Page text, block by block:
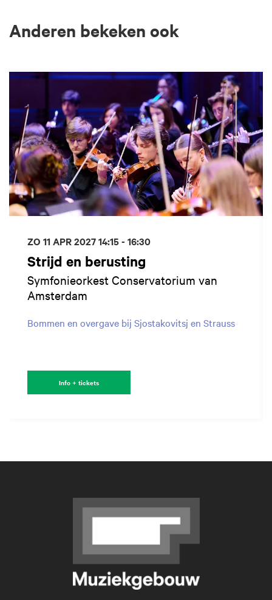
Anderen bekeken ook
Strijd en berusting
Symfonieorkest Conservatorium van
Amsterdam
Bommen en overgave bij Sjostakovitsj en Strauss
ZO 11 APR 202714:15 - 16:30
Info + tickets